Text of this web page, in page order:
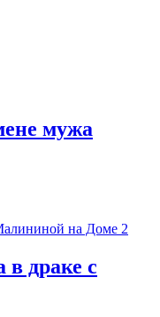
мужа
в драке с